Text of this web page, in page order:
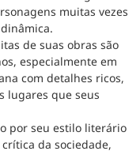
muitas vezes
de suas obras são
especialmente em
com detalhes ricos,
lugares que seus
por seu estilo literário
da sociedade,